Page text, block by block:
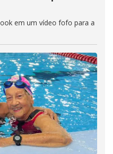
em um vídeo fofo para a